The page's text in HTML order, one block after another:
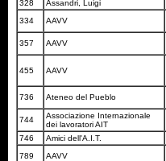
328 Assandri, Luigi
334
AAVV
357 AAVV
455 AAVV
736 Ateneo del Pueblo
744
Associazione Internazionale
dei lavoratori AIT
746 Amici dell'A.I.T.
789
AAVV